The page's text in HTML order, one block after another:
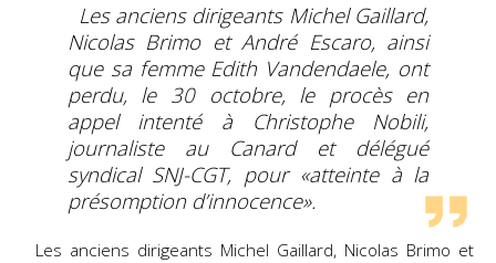
Les anciens dirigeants Michel Gaillard,
Nicolas Brimo et André Escaro, ainsi
que sa femme Edith Vandendaele, ont
perdu, le 30 octobre, le procès en
appel intenté à Christophe Nobili,
journaliste au Canardet délégué
syndical SNJ-CGT, pour «atteinte à la
présomption d’innocence».
Les anciens dirigeants Michel Gaillard, Nicolas Brimo et